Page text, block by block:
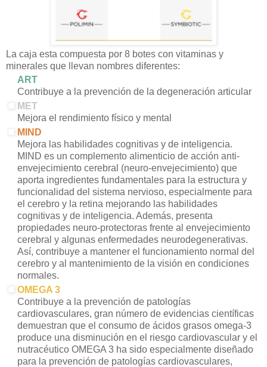
La caja esta compuesta por 8 botes con vitaminas y
minerales que llevan nombres diferentes:
ART
Contribuye a la prevención de la degeneración articular
MET
Mejora el rendimiento físico y mental
MIND
Mejora las habilidades cognitivas y de inteligencia.
MIND es un complemento alimenticio de acción anti-
envejecimiento cerebral (neuro-envejecimiento) que
aporta ingredientes fundamentales para la estructura y
funcionalidad del sistema nervioso, especialmente para
el cerebro y la retina mejorando las habilidades
cognitivas y de inteligencia. Además, presenta
propiedades neuro-protectoras frente al envejecimiento
cerebral y algunas enfermedades neurodegenerativas.
Así, contribuye a mantener el funcionamiento normal del
cerebro y al mantenimiento de la visión en condiciones
normales.
OMEGA 3
Contribuye a la prevención de patologías
cardiovasculares, gran número de evidencias científicas
demuestran que el consumo de ácidos grasos omega-3
produce una disminución en el riesgo cardiovascular y el
nutracéutico OMEGA 3 ha sido especialmente diseñado
para la prevención de patologías cardiovasculares,